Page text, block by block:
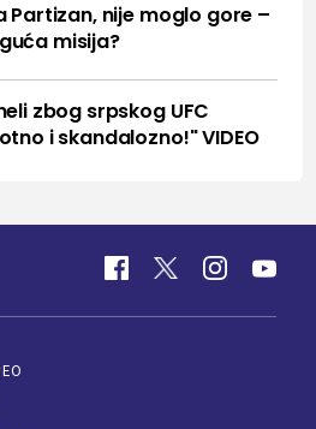
nije moglo gore –
misija?
zbog srpskog UFC
i skandalozno!" VIDEO